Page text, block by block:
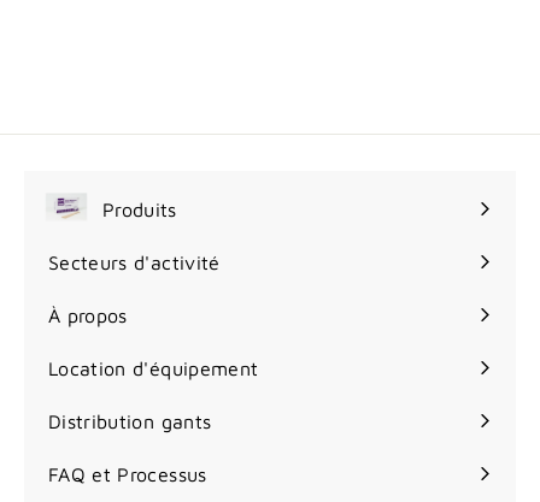
0
Produits
Ouvrir
Secteurs d'activité
Ouvrir
le
menu
À propos
Location d'équipement
Distribution gants
FAQ et Processus